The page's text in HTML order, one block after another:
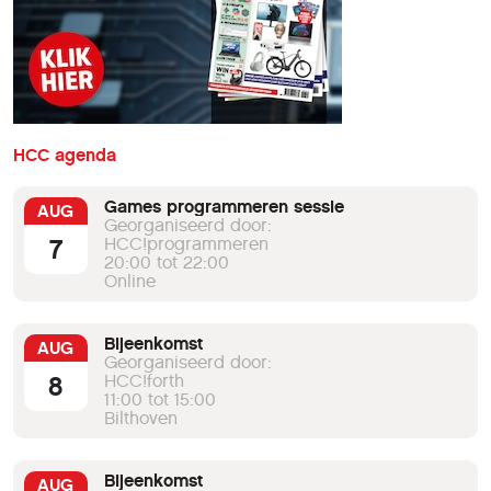
HCC agenda
AUG
7
Games programmeren sessie
Georganiseerd door:
HCC!programmeren
20:00 tot 22:00
Online
AUG
8
Bijeenkomst
Georganiseerd door:
HCC!forth
11:00 tot 15:00
Bilthoven
AUG
Bijeenkomst